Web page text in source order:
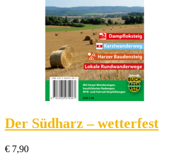
Der Südharz – wetterfest
€ 7,90